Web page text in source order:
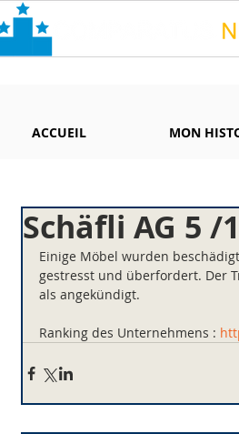
ACCUEIL MON
Schäfli AG 5 /
Einige Möbel wurden
gestresst und überfordert. Der
als angekündigt.
Ranking des Unternehmens :